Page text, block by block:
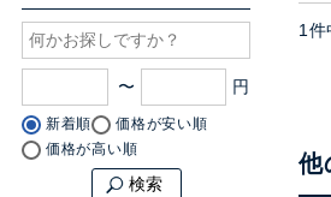
〜
新着順
価格が安い順
価格が高い順
検索
1 件
他